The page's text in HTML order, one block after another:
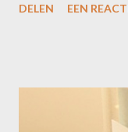
een bankje achter
van het bankje: "zeg
grappenmakers, of
DELEN EEN